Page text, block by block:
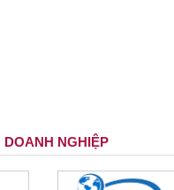
NGHIỆP